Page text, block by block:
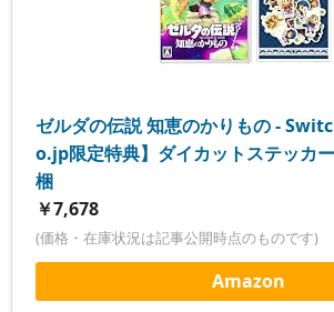
ゼルダの伝説 知恵のかりもの -
o.jp限定特典】ダイカットステッカ
梱
￥7,678
(価格・在庫状況は記事公開時点のものです)
Amazon